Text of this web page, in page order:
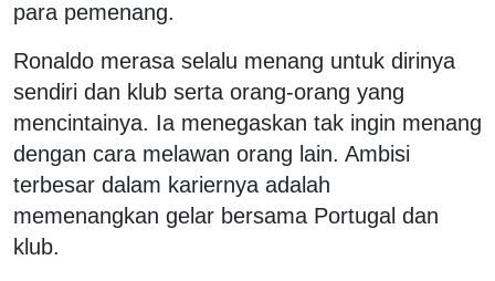
para pemenang.
Ronaldo merasa selalu menang untuk dirinya
sendiri dan klub serta orang-orang yang
mencintainya. Ia menegaskan tak ingin menang
dengan cara melawan orang lain. Ambisi
terbesar dalam kariernya adalah
memenangkan gelar bersama Portugal dan
klub.